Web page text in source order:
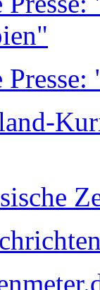
Presse: